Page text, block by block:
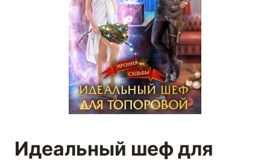
Идеальный шеф для